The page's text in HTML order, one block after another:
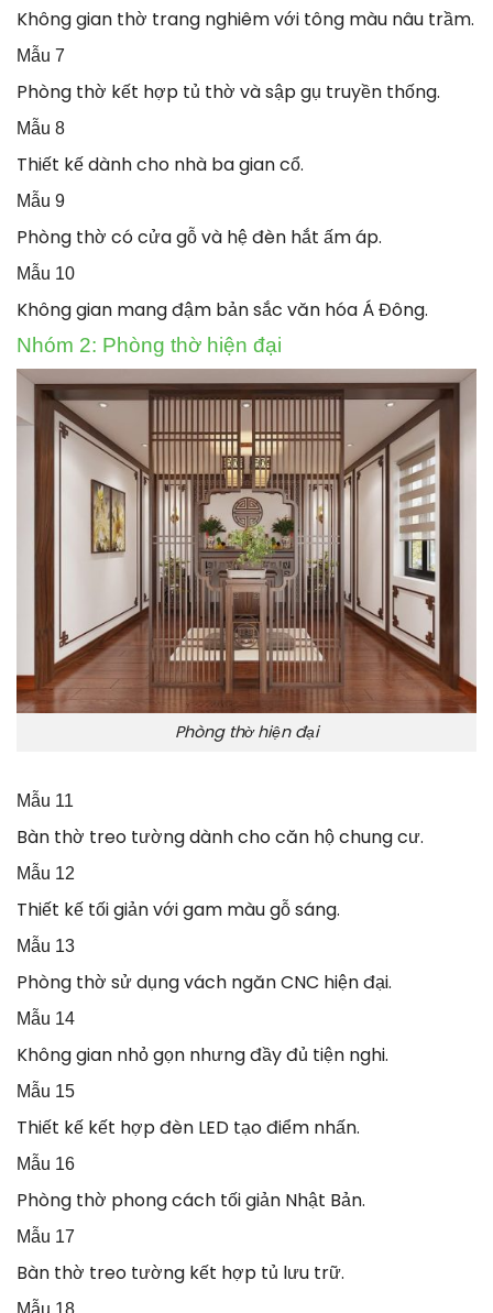
Không gian thờ trang nghiêm với tông màu nâu trầm.
Mẫu 7
Phòng thờ kết hợp tủ thờ và sập gụ truyền thống.
Mẫu 8
Thiết kế dành cho nhà ba gian cổ.
Mẫu 9
Phòng thờ có cửa gỗ và hệ đèn hắt ấm áp.
Mẫu 10
Không gian mang đậm bản sắc văn hóa Á Đông.
Nhóm 2: Phòng thờ hiện đại
Phòng thờ hiện đại
Mẫu 11
Bàn thờ treo tường dành cho căn hộ chung cư.
Mẫu 12
Thiết kế tối giản với gam màu gỗ sáng.
Mẫu 13
Phòng thờ sử dụng vách ngăn CNC hiện đại.
Mẫu 14
Không gian nhỏ gọn nhưng đầy đủ tiện nghi.
Mẫu 15
Thiết kế kết hợp đèn LED tạo điểm nhấn.
Mẫu 16
Phòng thờ phong cách tối giản Nhật Bản.
Mẫu 17
Bàn thờ treo tường kết hợp tủ lưu trữ.
Mẫu 18